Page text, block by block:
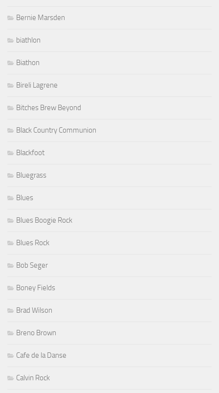
Bernie Marsden
biathlon
Biathon
Bireli Lagrene
Bitches Brew Beyond
Black Country Communion
Blackfoot
Bluegrass
Blues
Blues Boogie Rock
Blues Rock
Bob Seger
Boney Fields
Brad Wilson
Breno Brown
Cafe de la Danse
Calvin Rock